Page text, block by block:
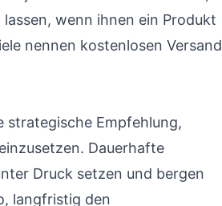
wenn ihnen ein Produkt
nennen kostenlosen Versand
strategische Empfehlung,
Dauerhafte
Druck setzen und bergen
langfristig den